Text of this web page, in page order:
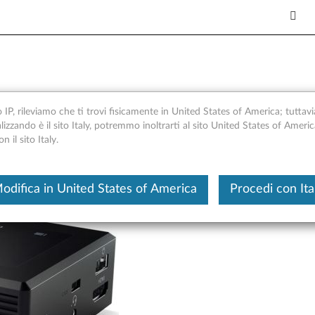
Stack - Panoramica e
IP, rileviamo che ti trovi fisicamente in United States of America;
è il sito Italy, potremmo inoltrarti al sito United States of
il sito Italy.
in United States of America Procedi con